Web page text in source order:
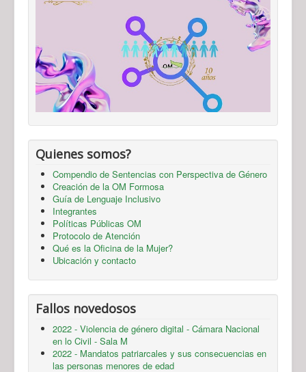
Quienes somos?
Compendio de Sentencias con Perspectiva de Género
Creación de la OM Formosa
Guía de Lenguaje Inclusivo
Integrantes
Políticas Públicas OM
Protocolo de Atención
Qué es la Oficina de la Mujer?
Ubicación y contacto
Fallos novedosos
2022 - Violencia de género digital - Cámara Nacional
en lo Civil - Sala M
2022 - Mandatos patriarcales y sus consecuencias en
las personas menores de edad